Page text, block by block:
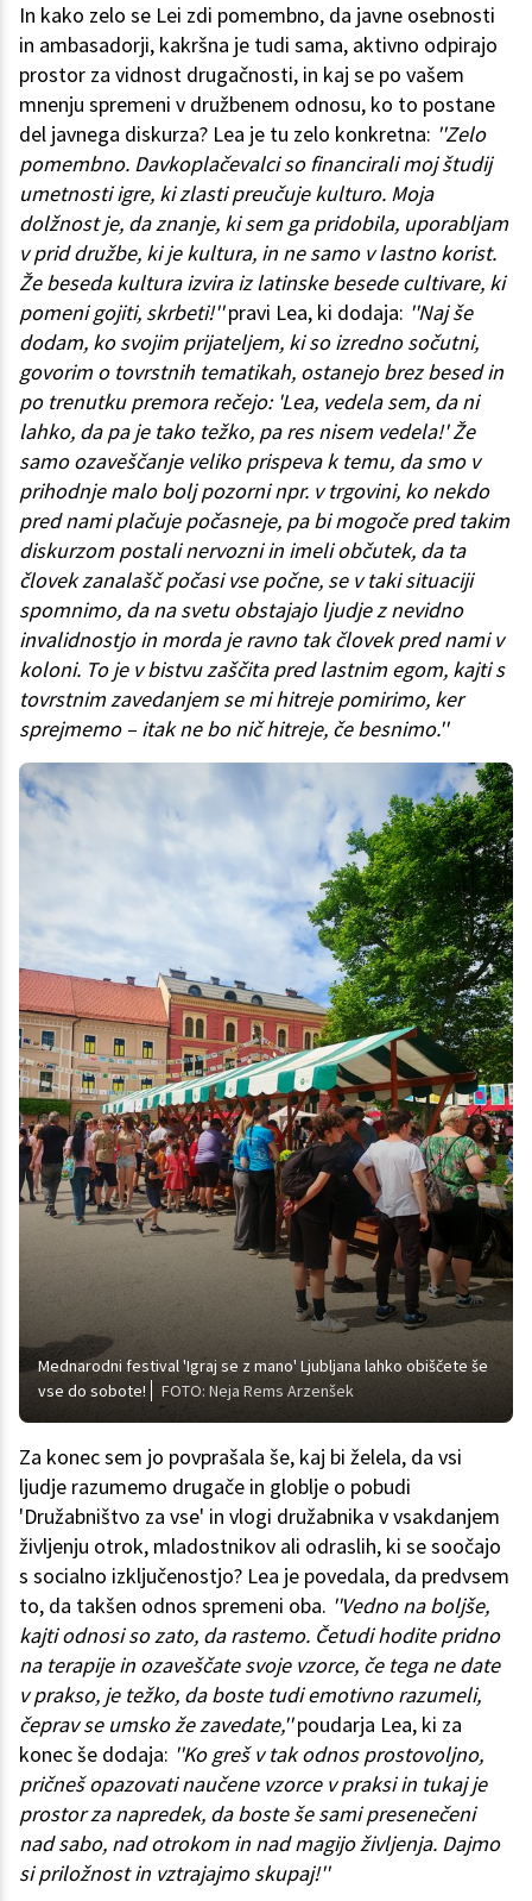
In kako zelo se Lei zdi pomembno, da javne osebnosti
in ambasadorji, kakršna je tudi sama, aktivno odpirajo
prostor za vidnost drugačnosti, in kaj se po vašem
mnenju spremeni v družbenem odnosu, ko to postane
del javnega diskurza? Lea je tu zelo konkretna: ''Zelo
pomembno. Davkoplačevalci so financirali moj študij
umetnosti igre, ki zlasti preučuje kulturo. Moja
dolžnost je, da znanje, ki sem ga pridobila, uporabljam
v prid družbe, ki je kultura, in ne samo v lastno korist.
Že beseda kultura izvira iz latinske besede cultivare, ki
pomeni gojiti, skrbeti!''pravi Lea, ki dodaja: ''Naj še
dodam, ko svojim prijateljem, ki so izredno sočutni,
govorim o tovrstnih tematikah, ostanejo brez besed in
po trenutku premora rečejo: 'Lea, vedela sem, da ni
lahko, da pa je tako težko, pa res nisem vedela!' Že
samo ozaveščanje veliko prispeva k temu, da smo v
prihodnje malo bolj pozorni npr. v trgovini, ko nekdo
pred nami plačuje počasneje, pa bi mogoče pred takim
diskurzom postali nervozni in imeli občutek, da ta
človek zanalašč počasi vse počne, se v taki situaciji
spomnimo, da na svetu obstajajo ljudje z nevidno
invalidnostjo in morda je ravno tak človek pred nami v
koloni. To je v bistvu zaščita pred lastnim egom, kajti s
tovrstnim zavedanjem se mi hitreje pomirimo, ker
sprejmemo – itak ne bo nič hitreje, če besnimo.''
Mednarodni festival 'Igraj se z mano' Ljubljana lahko obiščete še
vse do sobote!
FOTO: Neja Rems Arzenšek
Za konec sem jo povprašala še, kaj bi želela, da vsi
ljudje razumemo drugače in globlje o pobudi
'Družabništvo za vse' in vlogi družabnika v vsakdanjem
življenju otrok, mladostnikov ali odraslih, ki se soočajo
s socialno izključenostjo? Lea je povedala, da predvsem
to, da takšen odnos spremeni oba. ''Vedno na boljše,
kajti odnosi so zato, da rastemo. Četudi hodite pridno
na terapije in ozaveščate svoje vzorce, če tega ne date
v prakso, je težko, da boste tudi emotivno razumeli,
čeprav se umsko že zavedate,''poudarja Lea, ki za
konec še dodaja: ''Ko greš v tak odnos prostovoljno,
pričneš opazovati naučene vzorce v praksi in tukaj je
prostor za napredek, da boste še sami presenečeni
nad sabo, nad otrokom in nad magijo življenja. Dajmo
si priložnost in vztrajajmo skupaj!''